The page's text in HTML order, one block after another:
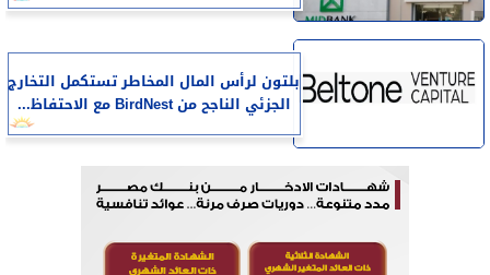
بلتون لرأس المال المخاطر تستكمل التخارج
الجزئي الناجح من BirdNest مع الاحتفاظ...